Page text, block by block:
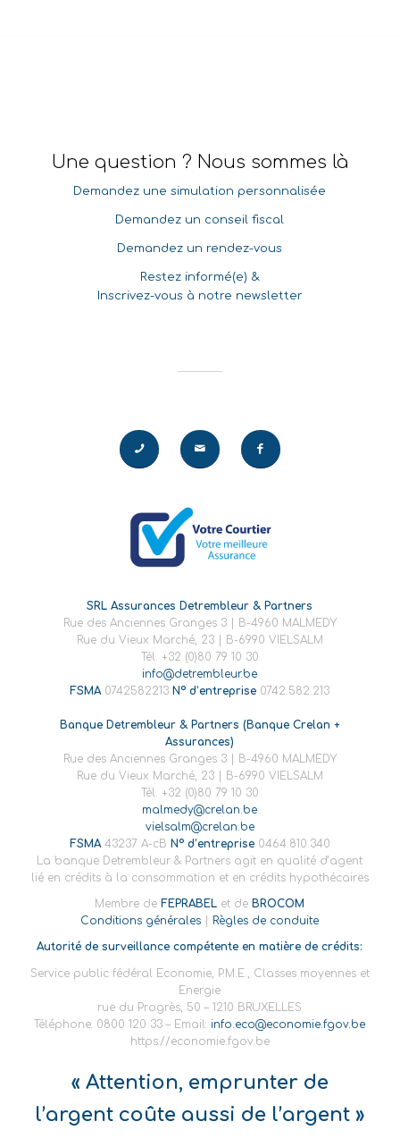
Une question ? Nous sommes là
Demandez une simulation personnalisée
Demandez un conseil fiscal
Demandez un rendez-vous
Restez informé(e) &
Inscrivez-vous à notre newsletter
SRL Assurances Detrembleur & Partners
Rue des Anciennes Granges 3 | B-4960 MALMEDY
Rue du Vieux Marché, 23 | B-6990 VIELSALM
Tél. +32 (0)80 79 10 30
info@detrembleur.be
FSMA0742582213 N° d’entreprise 0742.582.213
Banque Detrembleur & Partners (Banque Crelan +
Assurances)
Rue des Anciennes Granges 3 | B-4960 MALMEDY
Rue du Vieux Marché, 23 | B-6990 VIELSALM
Tél. +32 (0)80 79 10 30
malmedy@crelan.be
vielsalm@crelan.be
FSMA43237 A-cB N° d’entreprise 0464.810.340
La banque Detrembleur & Partners agit en qualité d’agent
lié en crédits à la consommation et en crédits hypothécaires
Membre de FEPRABEL et de BROCOM
Conditions générales
Règles de conduite
Autorité de surveillance compétente en matière de crédits:
Service public fédéral Economie, P.M.E., Classes moyennes et
Energie
rue du Progrès, 50 – 1210 BRUXELLES
Téléphone: 0800 120 33 – Email: info.eco@economie.fgov.be
https://economie.fgov.be
« Attention, emprunter de
l’argent coûte aussi de l’argent »